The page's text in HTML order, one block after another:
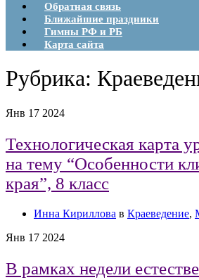
Обратная связь
Ближайшие праздники
Гимны РФ и РБ
Карта сайта
Рубрика:
Янв 17 2024
Технологическая карта
на тему “Особенности
края”, 8 класс
Инна Кириллова в Краеведение,
Янв 17 2024
В рамках недели